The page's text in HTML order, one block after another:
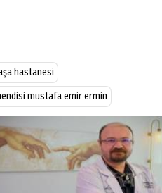
hastanesi
mustafa emir ermin